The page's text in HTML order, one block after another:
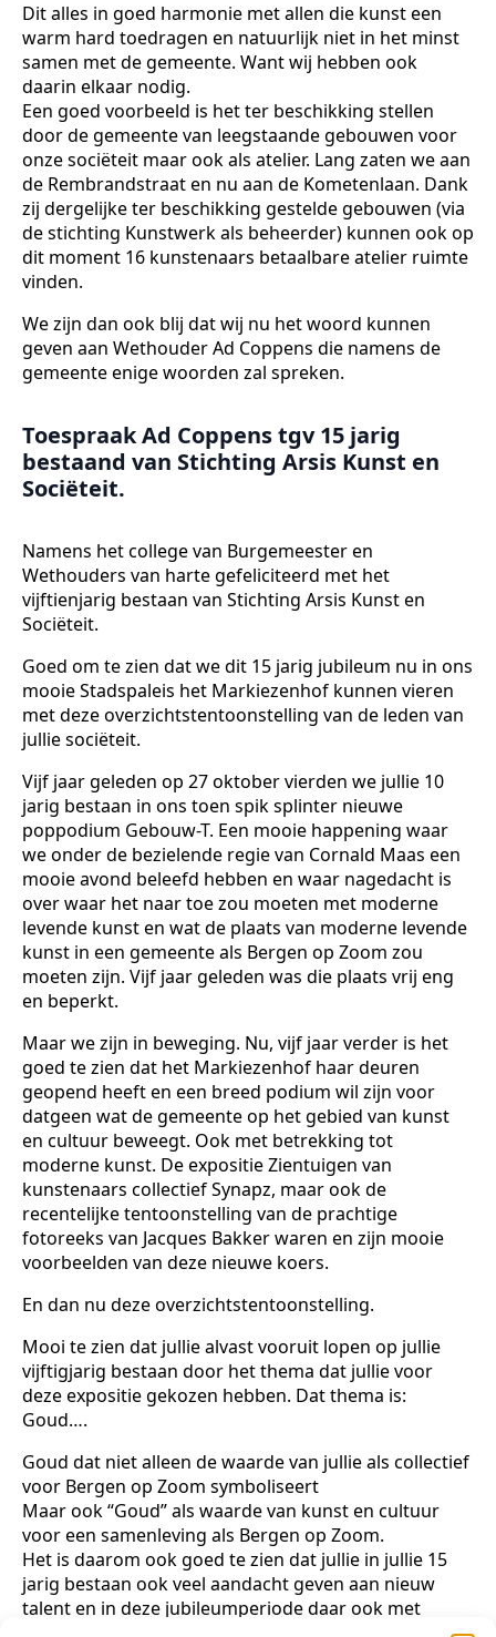
Dit alles in goed harmonie met allen die kunst een
warm hard toedragen en natuurlijk niet in het minst
samen met de gemeente. Want wij hebben ook
daarin elkaar nodig.
Een goed voorbeeld is het ter beschikking stellen
door de gemeente van leegstaande gebouwen voor
onze sociëteit maar ook als atelier. Lang zaten we aan
de Rembrandstraat en nu aan de Kometenlaan. Dank
zij dergelijke ter beschikking gestelde gebouwen (via
de stichting Kunstwerk als beheerder) kunnen ook op
dit moment 16 kunstenaars betaalbare atelier ruimte
vinden.
We zijn dan ook blij dat wij nu het woord kunnen
geven aan Wethouder Ad Coppens die namens de
gemeente enige woorden zal spreken.
Toespraak Ad Coppens tgv 15 jarig
bestaand van Stichting Arsis Kunst en
Sociëteit.
Namens het college van Burgemeester en
Wethouders van harte gefeliciteerd met het
vijftienjarig bestaan van Stichting Arsis Kunst en
Sociëteit.
Goed om te zien dat we dit 15 jarig jubileum nu in ons
mooie Stadspaleis het Markiezenhof kunnen vieren
met deze overzichtstentoonstelling van de leden van
jullie sociëteit.
Vijf jaar geleden op 27 oktober vierden we jullie 10
jarig bestaan in ons toen spik splinter nieuwe
poppodium Gebouw-T. Een mooie happening waar
we onder de bezielende regie van Cornald Maas een
mooie avond beleefd hebben en waar nagedacht is
over waar het naar toe zou moeten met moderne
levende kunst en wat de plaats van moderne levende
kunst in een gemeente als Bergen op Zoom zou
moeten zijn. Vijf jaar geleden was die plaats vrij eng
en beperkt.
Maar we zijn in beweging. Nu, vijf jaar verder is het
goed te zien dat het Markiezenhof haar deuren
geopend heeft en een breed podium wil zijn voor
datgeen wat de gemeente op het gebied van kunst
en cultuur beweegt. Ook met betrekking tot
moderne kunst. De expositie Zientuigen van
kunstenaars collectief Synapz, maar ook de
recentelijke tentoonstelling van de prachtige
fotoreeks van Jacques Bakker waren en zijn mooie
voorbeelden van deze nieuwe koers.
En dan nu deze overzichtstentoonstelling.
Mooi te zien dat jullie alvast vooruit lopen op jullie
vijftigjarig bestaan door het thema dat jullie voor
deze expositie gekozen hebben. Dat thema is:
Goud….
Goud dat niet alleen de waarde van jullie als collectief
voor Bergen op Zoom symboliseert
Maar ook “Goud” als waarde van kunst en cultuur
voor een samenleving als Bergen op Zoom.
Het is daarom ook goed te zien dat jullie in jullie 15
jarig bestaan ook veel aandacht geven aan nieuw
talent en in deze jubileumperiode daar ook met